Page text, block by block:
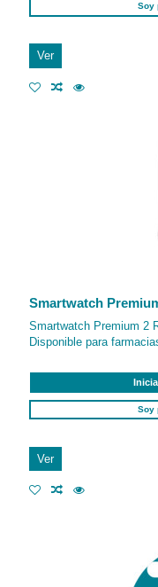
Soy
Ver
Smartwatch
Smartwatch Premium 2
Disponible para
Soy
Ver